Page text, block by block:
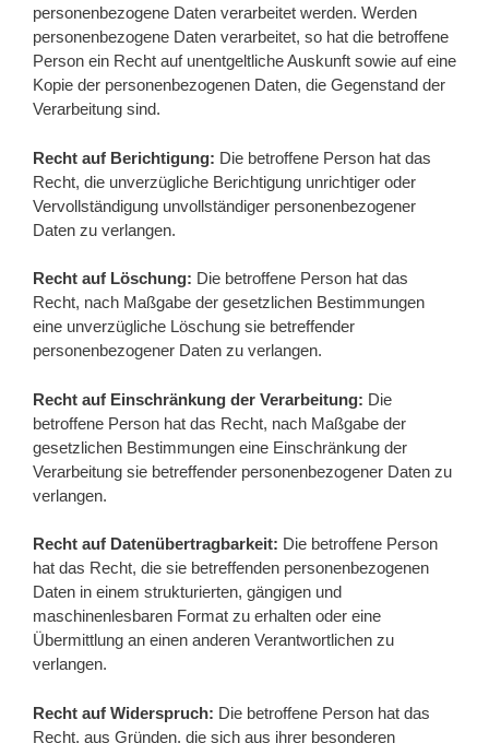
personenbezogene Daten verarbeitet werden. Werden
personenbezogene Daten verarbeitet, so hat die betroffene
Person ein Recht auf unentgeltliche Auskunft sowie auf eine
Kopie der personenbezogenen Daten, die Gegenstand der
Verarbeitung sind.
Recht auf Berichtigung: Die betroffene Person hat das
Recht, die unverzügliche Berichtigung unrichtiger oder
Vervollständigung unvollständiger personenbezogener
Daten zu verlangen.
Recht auf Löschung: Die betroffene Person hat das
Recht, nach Maßgabe der gesetzlichen Bestimmungen
eine unverzügliche Löschung sie betreffender
personenbezogener Daten zu verlangen.
Recht auf Einschränkung der Verarbeitung: Die
betroffene Person hat das Recht, nach Maßgabe der
gesetzlichen Bestimmungen eine Einschränkung der
Verarbeitung sie betreffender personenbezogener Daten zu
verlangen.
Recht auf Datenübertragbarkeit: Die betroffene Person
hat das Recht, die sie betreffenden personenbezogenen
Daten in einem strukturierten, gängigen und
maschinenlesbaren Format zu erhalten oder eine
Übermittlung an einen anderen Verantwortlichen zu
verlangen.
Recht auf Widerspruch: Die betroffene Person hat das
Recht, aus Gründen, die sich aus ihrer besonderen